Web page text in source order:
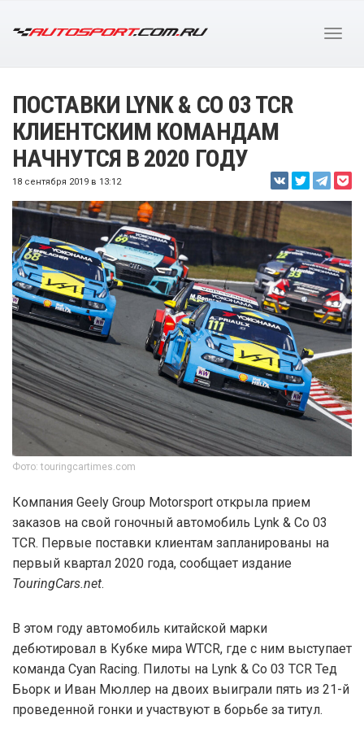
ПОСТАВКИ LYNK & CO 03 TCR
КЛИЕНТСКИМ КОМАНДАМ
НАЧНУТСЯ В 2020 ГОДУ
18 сентября 2019 в 13:12
Фото: touringcartimes.com
Компания Geely Group Motorsport открыла прием
заказов на свой гоночный автомобиль Lynk & Co 03
TCR. Первые поставки клиентам запланированы на
первый квартал 2020 года, сообщает издание
TouringCars.net.
В этом году автомобиль китайской марки
дебютировал в Кубке мира WTCR, где с ним выступает
команда Cyan Racing. Пилоты на Lynk & Co 03 TCR Тед
Бьорк и Иван Мюллер на двоих выиграли пять из 21-й
проведенной гонки и участвуют в борьбе за титул.